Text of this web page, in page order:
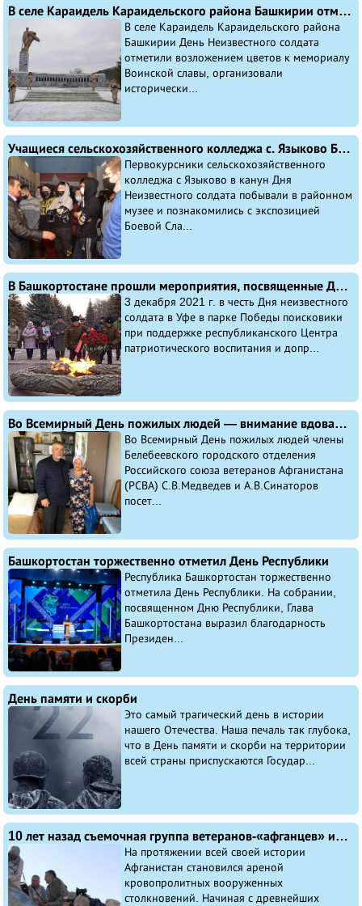
В селе Караидель Караидельского района Башкирии отметили День Неизвестного Солдата
В селе Караидель Караидельского района
Башкирии День Неизвестного солдата
отметили возложением цветов к мемориалу
Воинской славы, организовали
исторически...
Учащиеся сельскохозяйственного колледжа с. Языково Благоварского района Башкирии в районном музее познакомились с экспозицией Боевой Славы земляков
Первокурсники сельскохозяйственного
колледжа с Языково в канун Дня
Неизвестного солдата побывали в районном
музее и познакомились с экспозицией
Боевой Сла...
В Башкортостане прошли мероприятия, посвященные Дню Неизвестного солдата
3 декабря 2021 г. в честь Дня неизвестного
солдата в Уфе в парке Победы поисковики
при поддержке республиканского Центра
патриотического воспитания и допр...
Во Всемирный День пожилых людей — внимание вдовам и мамам погибших воинов-интернационалистов
Во Всемирный День пожилых людей члены
Белебеевского городского отделения
Российского союза ветеранов Афганистана
(РСВА) С.В.Медведев и А.В.Синаторов
посет...
Башкортостан торжественно отметил День Республики
Республика Башкортостан торжественно
отметила День Республики. На собрании,
посвященном Дню Республики, Глава
Башкортостана выразил благодарность
Президен...
День памяти и скорби
Это самый трагический день в истории
нашего Отечества. Наша печаль так глубока,
что в День памяти и скорби на территории
всей страны приспускаются Государ...
10 лет назад съемочная группа ветеранов-«афганцев» из Башкирии отправилась в Афганистан на съемки фильма «Возвращение шурави»
На протяжении всей своей истории
Афганистан становился ареной
кровопролитных вооруженных
столкновений. Начиная с древнейших